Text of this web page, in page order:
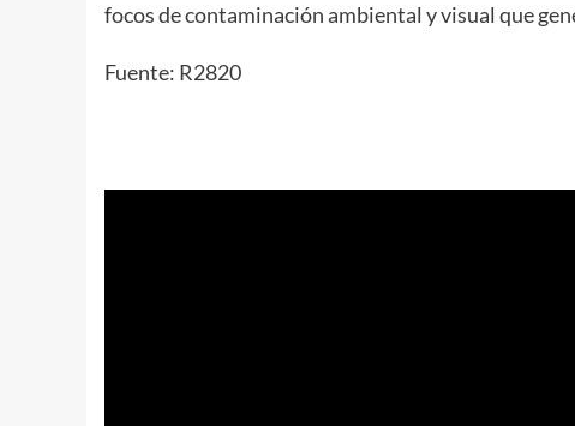
focos de contaminación ambiental y visual que
Fuente: R2820